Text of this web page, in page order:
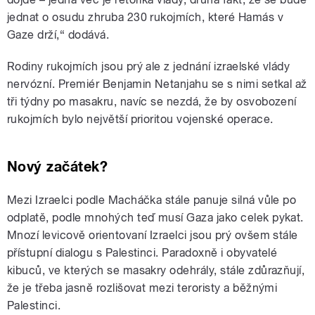
jednat o osudu zhruba 230 rukojmích, které Hamás v
Gaze drží,“ dodává.
Rodiny rukojmích jsou prý ale z jednání izraelské vlády
nervózní. Premiér Benjamin Netanjahu se s nimi setkal až
tři týdny po masakru, navíc se nezdá, že by osvobození
rukojmích bylo největší prioritou vojenské operace.
Nový začátek?
Mezi Izraelci podle Macháčka stále panuje silná vůle po
odplatě, podle mnohých teď musí Gaza jako celek pykat.
Mnozí levicově orientovaní Izraelci jsou prý ovšem stále
přístupní dialogu s Palestinci. Paradoxně i obyvatelé
kibuců, ve kterých se masakry odehrály, stále zdůrazňují,
že je třeba jasně rozlišovat mezi teroristy a běžnými
Palestinci.